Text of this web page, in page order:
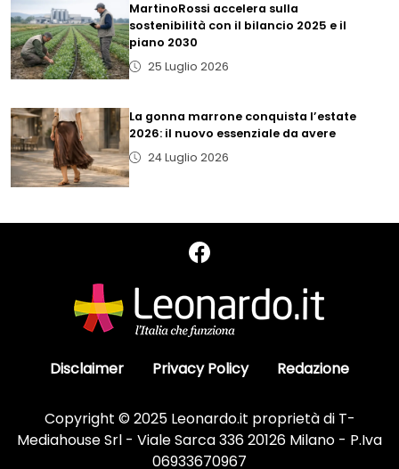
MartinoRossi accelera sulla
sostenibilità con il bilancio 2025 e il
piano 2030
25 Luglio 2026
La gonna marrone conquista l’estate
2026: il nuovo essenziale da avere
24 Luglio 2026
Disclaimer Privacy Policy Redazione
Copyright © 2025 Leonardo.it proprietà di T-
Mediahouse Srl - Viale Sarca 336 20126 Milano - P.Iva
06933670967